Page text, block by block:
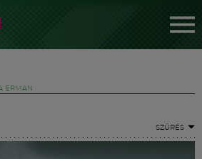
ERMAN
SZŰRÉS